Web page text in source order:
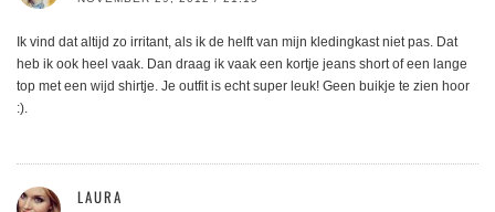
Ik vind dat altijd zo irritant, als ik de helft van mijn kledingkast niet pas. Dat
heb ik ook heel vaak. Dan draag ik vaak een kortje jeans short of een lange
top met een wijd shirtje. Je outfit is echt super leuk! Geen buikje te zien hoor
:).
LAURA